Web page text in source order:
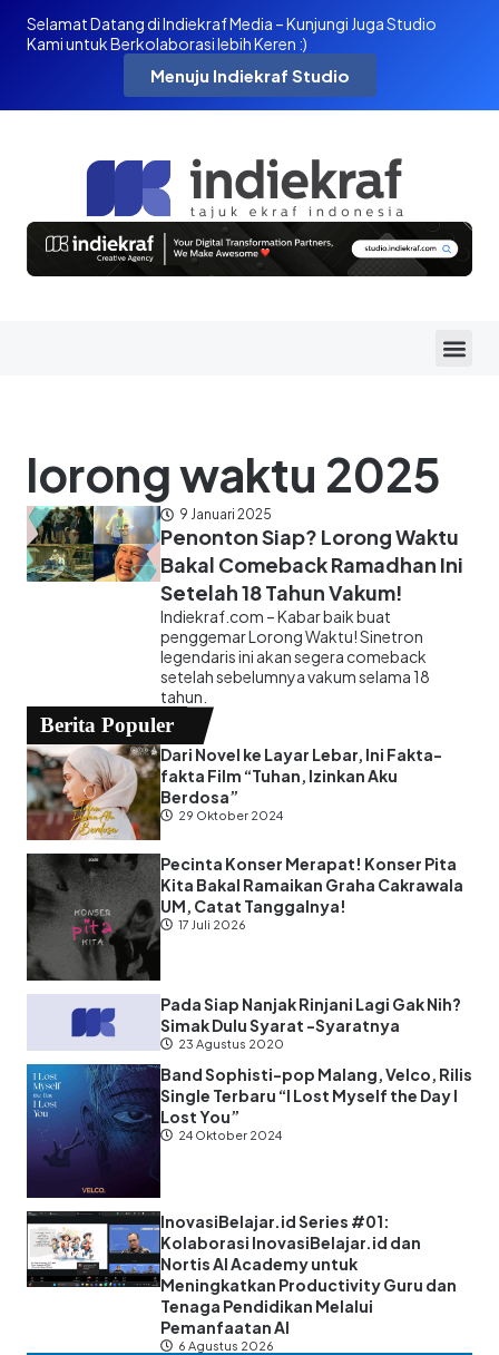
Selamat Datang di Indiekraf Media – Kunjungi Juga Studio
Kami untuk Berkolaborasi lebih Keren :)
Menuju Indiekraf Studio
lorong waktu 2025
9 Januari 2025
Penonton Siap? Lorong Waktu
Bakal Comeback Ramadhan Ini
Setelah 18 Tahun Vakum!
Indiekraf.com – Kabar baik buat
penggemar Lorong Waktu! Sinetron
legendaris ini akan segera comeback
setelah sebelumnya vakum selama 18
tahun.
Berita Populer
Dari Novel ke Layar Lebar, Ini Fakta-
fakta Film “Tuhan, Izinkan Aku
Berdosa”
29 Oktober 2024
Pecinta Konser Merapat! Konser Pita
Kita Bakal Ramaikan Graha Cakrawala
UM, Catat Tanggalnya!
17 Juli 2026
Pada Siap Nanjak Rinjani Lagi Gak Nih?
Simak Dulu Syarat -Syaratnya
23 Agustus 2020
Band Sophisti-pop Malang, Velco, Rilis
Single Terbaru “I Lost Myself the Day I
Lost You”
24 Oktober 2024
InovasiBelajar.id Series #01:
Kolaborasi InovasiBelajar.id dan
Nortis AI Academy untuk
Meningkatkan Productivity Guru dan
Tenaga Pendidikan Melalui
Pemanfaatan AI
6 Agustus 2026